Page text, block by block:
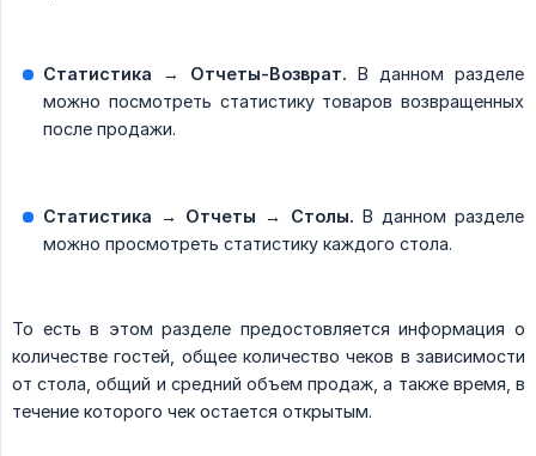
Статистика → Отчеты-Возврат. В данном разделе
можно посмотреть статистику товаров возвращенных
после продажи.
Статистика → Отчеты → Столы. В данном разделе
можно просмотреть статистику каждого стола.
То есть в этом разделе предостовляется информация о
количестве гостей, общее количество чеков в зависимости
от стола, общий и средний объем продаж, а также время, в
течение которого чек остается открытым.